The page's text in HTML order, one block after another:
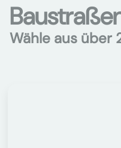
Wähle aus über